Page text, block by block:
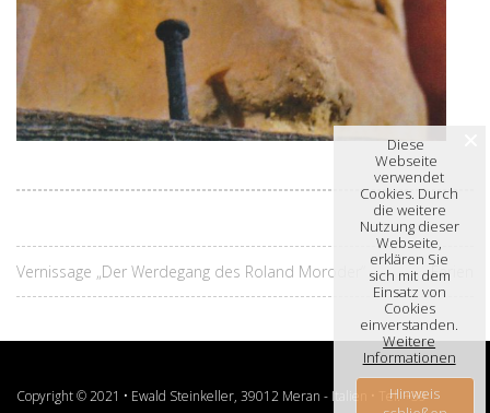
Vernissage „Der Werdegang des Roland Moroder“ Ferien
Copyright © 2021 • Ewald Steinkeller, 39012 Meran - Italien • Tel. +39
Diese
Webseite
verwendet
Cookies. Durch
die weitere
Nutzung dieser
Webseite,
erklären Sie
sich mit dem
Einsatz von
Cookies
einverstanden.
Weitere
Informationen
Hinweis